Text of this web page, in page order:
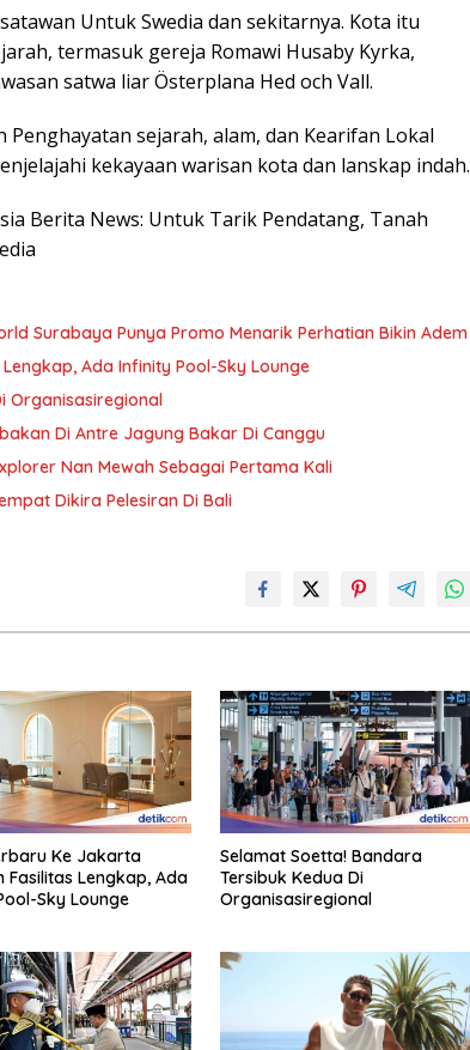
Untuk Swedia dan sekitarnya. Kota itu
termasuk gereja Romawi Husaby Kyrka,
satwa liar Österplana Hed och Vall.
sejarah, alam, dan Kearifan Lokal
kekayaan warisan kota dan lanskap indah.
Berita News: Untuk Tarik Pendatang, Tanah
Surabaya Punya Promo Menarik Perhatian Bikin Adem
Ada Infinity Pool-Sky Lounge
Organisasiregional
Di Antre Jagung Bakar Di Canggu
Nan Mewah Sebagai Pertama Kali
Dikira Pelesiran Di Bali
Ke Jakarta
Fasilitas Lengkap, Ada
Sky Lounge
Selamat Soetta! Bandara
Tersibuk Kedua Di
Organisasiregional